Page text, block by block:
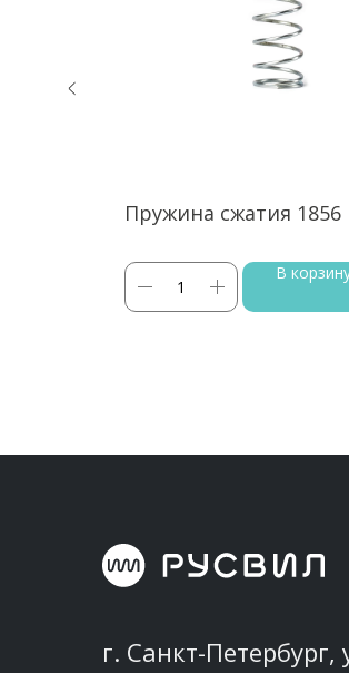
Пружина сжатия 1856
В
г. Санкт-Петербург,